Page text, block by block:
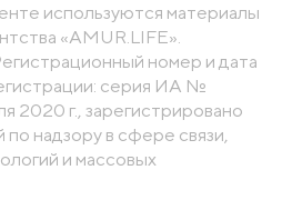
используются материалы
«AMUR.LIFE».
номер и дата
серия ИА №
г., зарегистрировано
надзору в сфере связи,
и массовых